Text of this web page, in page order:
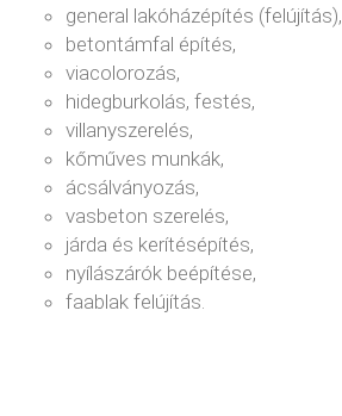
general lakóházépítés (felújítás),
betontámfal építés,
viacolorozás,
hidegburkolás, festés,
villanyszerelés,
kőműves munkák,
ácsálványozás,
vasbeton szerelés,
járda és kerítésépítés,
nyílászárók beépítése,
faablak felújítás.